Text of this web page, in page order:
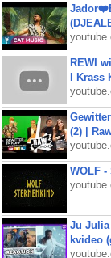
REWI
I Krass
(2) |
WOLF -
Ju Julia
kvideo